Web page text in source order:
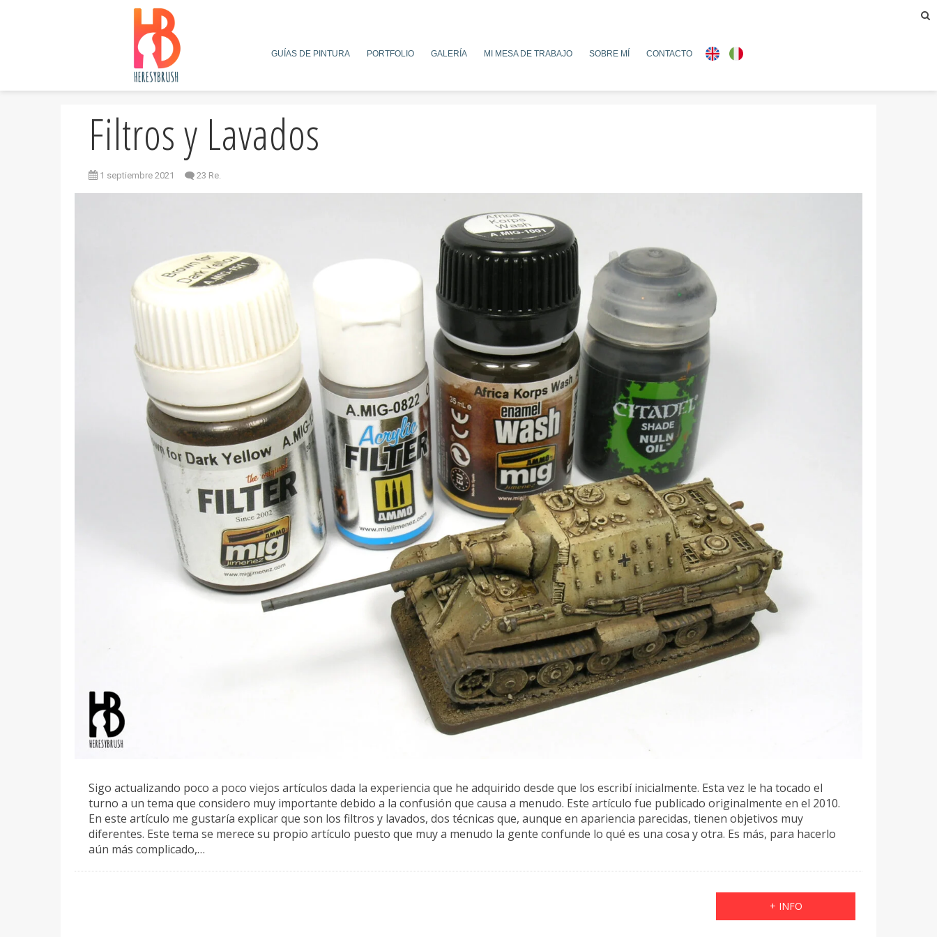
GUÍAS DE PINTURA PORTFOLIO GALERÍA MI MESA DE TRABAJO SOBRE MÍ CONTACTO
Filtros y Lavados
1 septiembre 2021 23 Re.
Sigo actualizando poco a poco viejos artículos dada la experiencia que he adquirido desde que los escribí inicialmente. Esta vez le ha tocado el
turno a un tema que considero muy importante debido a la confusión que causa a menudo. Este artículo fue publicado originalmente en el 2010.
En este artículo me gustaría explicar que son los filtros y lavados, dos técnicas que, aunque en apariencia parecidas, tienen objetivos muy
diferentes. Este tema se merece su propio artículo puesto que muy a menudo la gente confunde lo qué es una cosa y otra. Es más, para hacerlo
aún más complicado,…
+ INFO